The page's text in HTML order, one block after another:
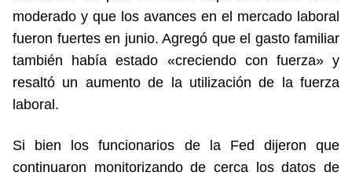
moderado y que los avances en el mercado laboral
fueron fuertes en junio. Agregó que el gasto familiar
también había estado «creciendo con fuerza» y
resaltó un aumento de la utilización de la fuerza
laboral.
Si bien los funcionarios de la Fed dijeron que
continuaron monitorizando de cerca los datos de